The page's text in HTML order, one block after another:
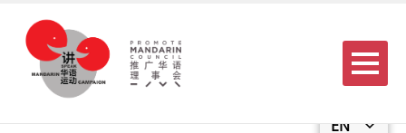
EN
Menu